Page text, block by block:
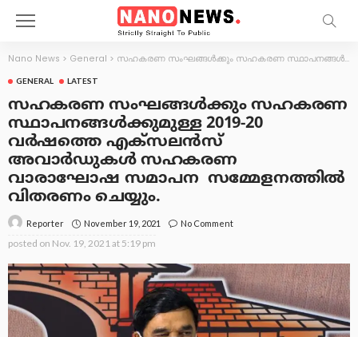
Nano News > General > സഹകരണ സംഘങ്ങള്‍ക്കും സഹകരണ സ്ഥാപനങ്ങള്‍ക്കുമുള്ള 2019-20 വര്‍ഷത്തെ എക്‌സലന്‍സ് അവാര്‍ഡുകള്‍ സഹകരണ വാരാഘോഷ സമാപന സമ്മേളനത്തില്‍ വിതരണം ചെയ്യും.
GENERAL LATEST
സഹകരണ സംഘങ്ങള്‍ക്കും സഹകരണ
സ്ഥാപനങ്ങള്‍ക്കുമുള്ള 2019-20
വര്‍ഷത്തെ എക്‌സലന്‍സ്
അവാര്‍ഡുകള്‍ സഹകരണ
വാരാഘോഷ സമാപന സമ്മേളനത്തില്‍
വിതരണം ചെയ്യും.
Reporter November 19, 2021 No Comment
posted on Nov. 19, 2021 at 5:19 pm